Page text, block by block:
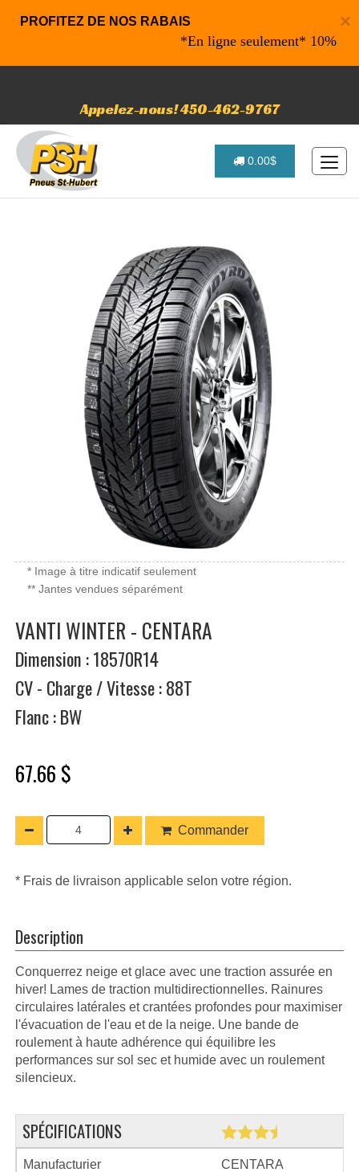
×
PROFITEZ DE NOS RABAIS
*En ligne seulement* 10% de
Appelez-nous! 450-462-9767
0.00$
* Image à titre indicatif seulement
** Jantes vendues séparément
VANTI WINTER - CENTARA
Dimension : 18570R14
CV - Charge / Vitesse : 88T
Flanc : BW
67.66 $
Commander
* Frais de livraison applicable selon votre région.
Description
Conquerrez neige et glace avec une traction assurée en
hiver! Lames de traction multidirectionnelles. Rainures
circulaires latérales et crantées profondes pour maximiser
l'évacuation de l'eau et de la neige. Une bande de
roulement à haute adhérence qui équilibre les
performances sur sol sec et humide avec un roulement
silencieux.
SPÉCIFICATIONS
Manufacturier CENTARA